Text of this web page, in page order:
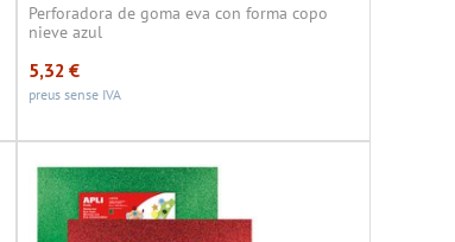
Perforadora de goma eva con forma copo
nieve azul
5,32 €
preus sense IVA